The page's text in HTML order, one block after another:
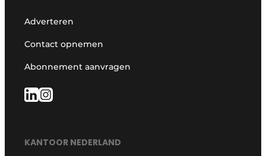
Adverteren
Contact opnemen
Abonnement aanvragen
KANTOOR NEDERLAND